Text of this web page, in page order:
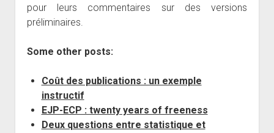
pour leurs commentaires sur des versions
préliminaires.
Some other posts:
Coût des publications : un exemple
instructif
EJP-ECP : twenty years of freeness
Deux questions entre statistique et